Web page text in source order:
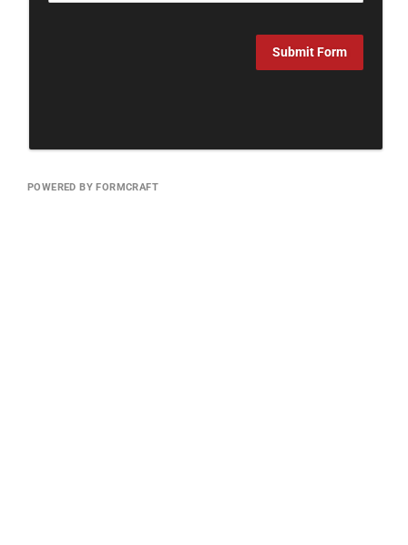
Submit Form
POWERED BY FORMCRAFT